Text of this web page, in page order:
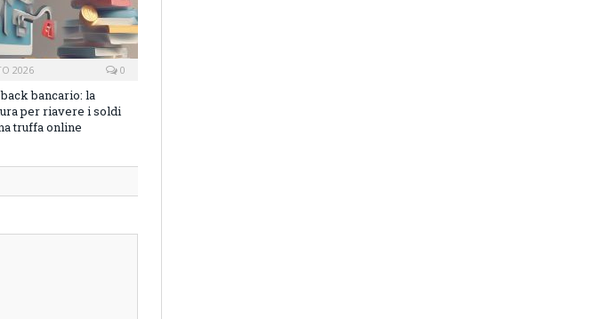
2026 0
bancario: la
per riavere i soldi
truffa online